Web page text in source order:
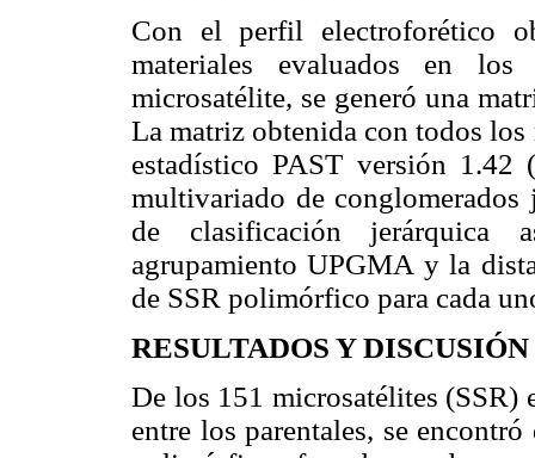
Con el perfil electroforético
materiales evaluados en
microsatélite, se generó una
La matriz obtenida con todos los
estadístico PAST versión 1.42
multivariado de conglomerados
de clasificación jerárquica
agrupamiento UPGMA y la
de SSR polimórfico para cada
RESULTADOS Y DISCUSIÓN
De los 151 microsatélites
entre los parentales, se